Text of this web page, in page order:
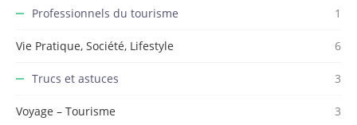
Professionnels du tourisme 1
Vie Pratique, Société, Lifestyle 6
Trucs et astuces 3
Voyage – Tourisme 3